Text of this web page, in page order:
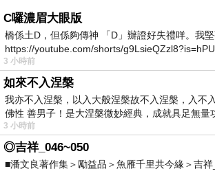
C囉濃眉大眼版
橋係土D，但係夠傳神 「D」辦證好失禮咩。我
https://youtube.com/shorts/
3 小時前
如來不入涅槃
我亦不入涅槃，以入大般涅槃故不入涅槃，入不
佛性 善男子！是大涅槃微妙經典，成就具足無量
3 小時前
◎吉祥_046~050
■潘文良著作集＞勵益品＞魚雁千里共今緣＞吉